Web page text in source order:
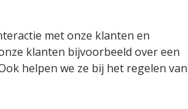
met onze klanten en
klanten bijvoorbeeld over een
helpen we ze bij het regelen van